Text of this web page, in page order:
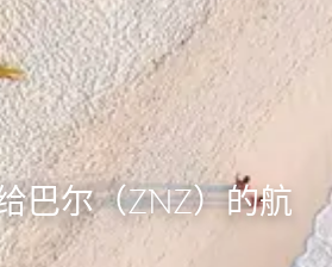
巴尔（ZNZ）的航